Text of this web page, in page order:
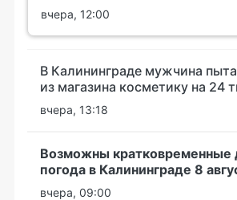
вчера, 12:00
В Калининграде мужчина
из магазина косметику на 24
вчера, 13:18
Возможны
погода в Калининграде 8
вчера, 09:00